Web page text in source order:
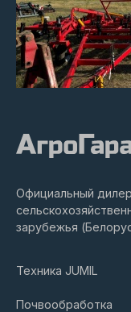
Официальный
зарубежья
Техника JUMIL
Почвообработка